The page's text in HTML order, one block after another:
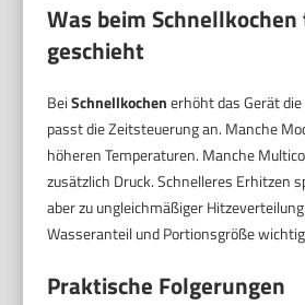
Was beimSchnellkochen
geschieht
BeiSchnellkochenerhöht das Gerät
passt die Zeitsteuerung an. Manche
höheren Temperaturen. Manche
zusätzlich Druck. Schnelleres Erhitzen
aber zu ungleichmäßiger
Wasseranteil und Portionsgröße
Praktische Folgerungen